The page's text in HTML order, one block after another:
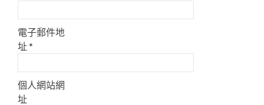
電子郵件地
址*
個人網站網
址